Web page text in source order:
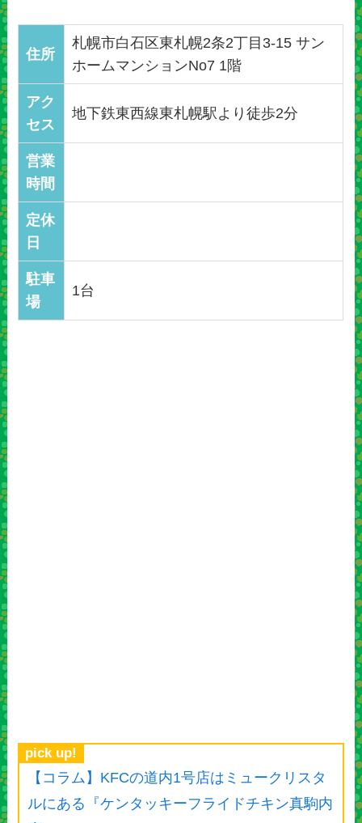
住所
札幌市白石区東札幌2条2丁目3‐15 サン
ホームマンションNo7 1階
アク
セス
地下鉄東西線東札幌駅より徒歩2分
営業
時間
定休
日
駐車
場
1台
pick up!
【コラム】KFCの道内1号店はミュークリスタ
ルにある『ケンタッキーフライドチキン真駒内